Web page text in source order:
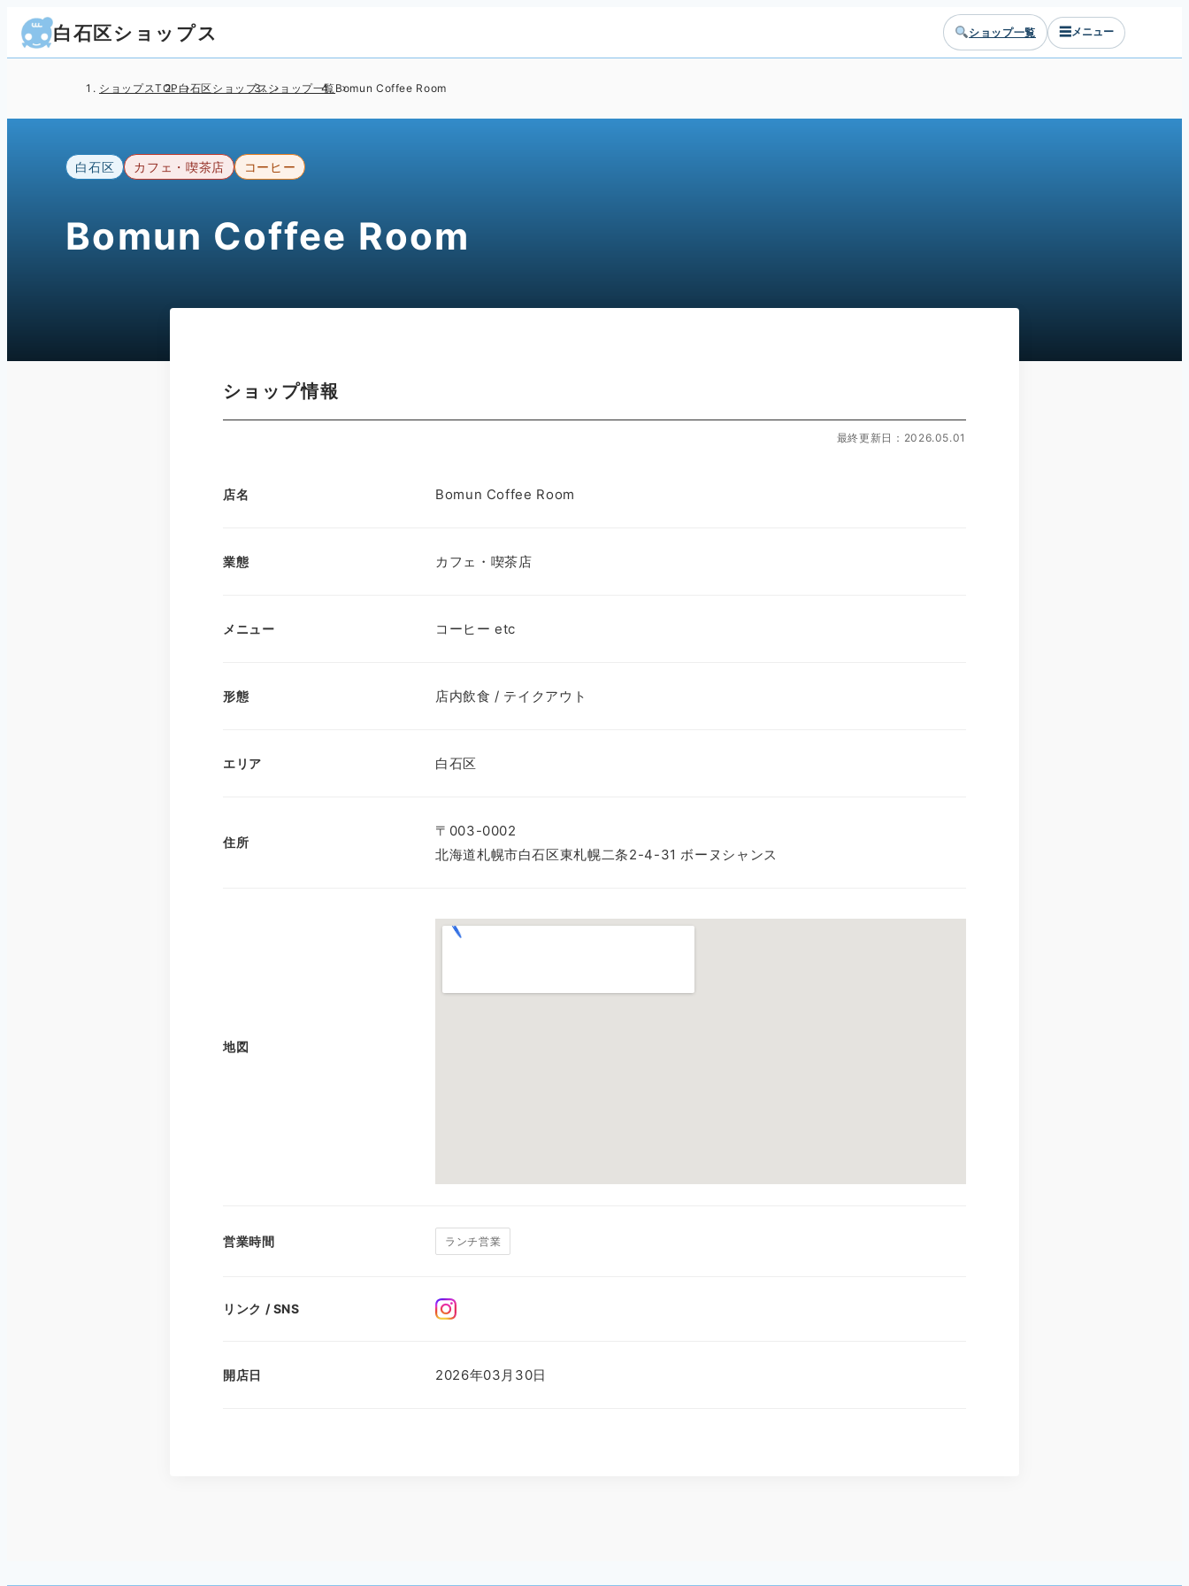
白石区ショップス ショップ一覧 ☰メニュー
ショップスTOP 白石区ショップスショップ一覧Bomun Coffee Room
白石区 カフェ・喫茶店 コーヒー
Bomun Coffee Room
ショップ情報
最終更新日：2026.05.01
店名 Bomun Coffee Room
業態 カフェ・喫茶店
メニュー コーヒー etc
形態 店内飲食 / テイクアウト
エリア 白石区
住所
〒003-0002
北海道札幌市白石区東札幌二条2-4-31 ボーヌシャンス
地図
営業時間 ランチ営業
リンク / SNS
開店日 2026年03月30日